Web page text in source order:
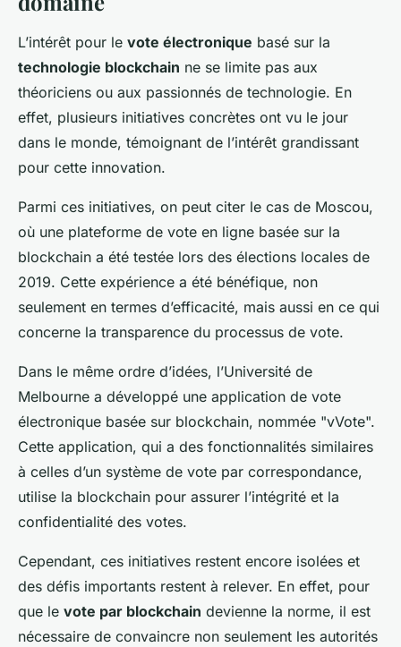
L’intérêt pour le vote électronique basé sur la
technologie blockchain ne se limite pas aux
théoriciens ou aux passionnés de technologie. En
effet, plusieurs initiatives concrètes ont vu le jour
dans le monde, témoignant de l’intérêt grandissant
pour cette innovation.
Parmi ces initiatives, on peut citer le cas de Moscou,
où une plateforme de vote en ligne basée sur la
blockchain a été testée lors des élections locales de
2019. Cette expérience a été bénéfique, non
seulement en termes d’efficacité, mais aussi en ce qui
concerne la transparence du processus de vote.
Dans le même ordre d’idées, l’Université de
Melbourne a développé une application de vote
électronique basée sur blockchain, nommée "vVote".
Cette application, qui a des fonctionnalités similaires
à celles d’un système de vote par correspondance,
utilise la blockchain pour assurer l’intégrité et la
confidentialité des votes.
Cependant, ces initiatives restent encore isolées et
des défis importants restent à relever. En effet, pour
que le vote par blockchain devienne la norme, il est
nécessaire de convaincre non seulement les autorités